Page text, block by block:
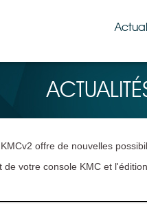
offre de nouvelles
votre console KMC et